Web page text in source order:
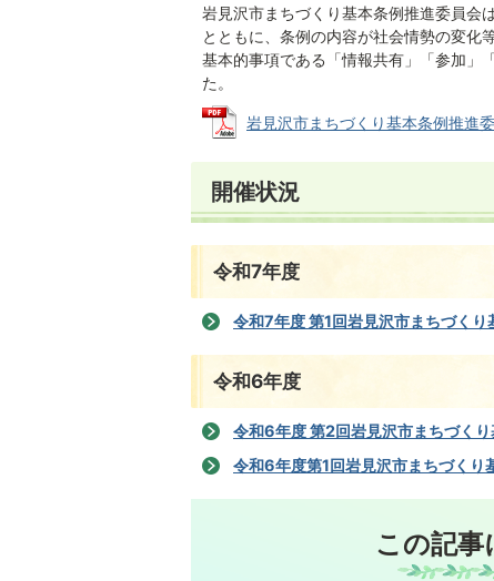
岩見沢市まちづくり基本条例推進委員会
とともに、条例の内容が社会情勢の変化
基本的事項である「情報共有」「参加」
た。
岩見沢市まちづくり基本条例推進
開催状況
令和7年度
令和7年度 第1回岩見沢市まちづくり
令和6年度
令和6年度 第2回岩見沢市まちづく
令和6年度第1回岩見沢市まちづくり
この記